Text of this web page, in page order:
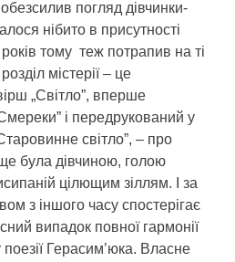
погляд дівчинки-
нібито в присутності
тому теж потрапив на ті
містерії – це
„Світло”, вперше
і передрукований у
світло”, – про
була дівчиною, голою
цілющим зіллям. І за
з іншого часу спостерігає
випадок повної гармонії
Герасим’юка. Власне